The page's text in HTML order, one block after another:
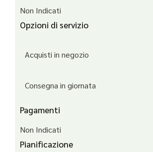
Non Indicati
Opzioni di servizio
Acquisti in negozio
Consegna in giornata
Pagamenti
Non Indicati
Pianificazione